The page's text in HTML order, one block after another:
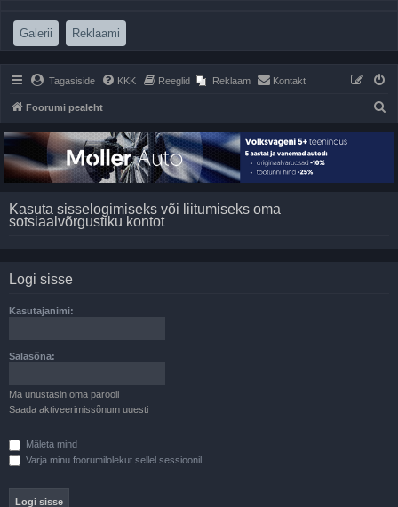
Galerii (Opens a new tab)
Reklaami
Tagasiside KKK Reeglid Reklaam Kontakt
Foorumi pealeht
Kasuta sisselogimiseks või liitumiseks oma
sotsiaalvõrgustiku kontot
Logi sisse
Kasutajanimi:
Salasõna:
Ma unustasin oma parooli
Saada aktiveerimissõnum uuesti
Mäleta mind
Varja minu foorumilolekut sellel sessioonil